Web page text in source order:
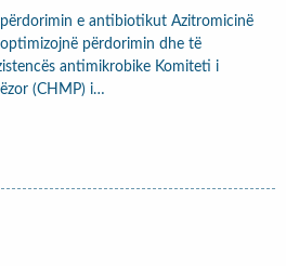
e antibiotikut Azitromicinë
përdorimin dhe të
antimikrobike Komiteti i
(CHMP) i…